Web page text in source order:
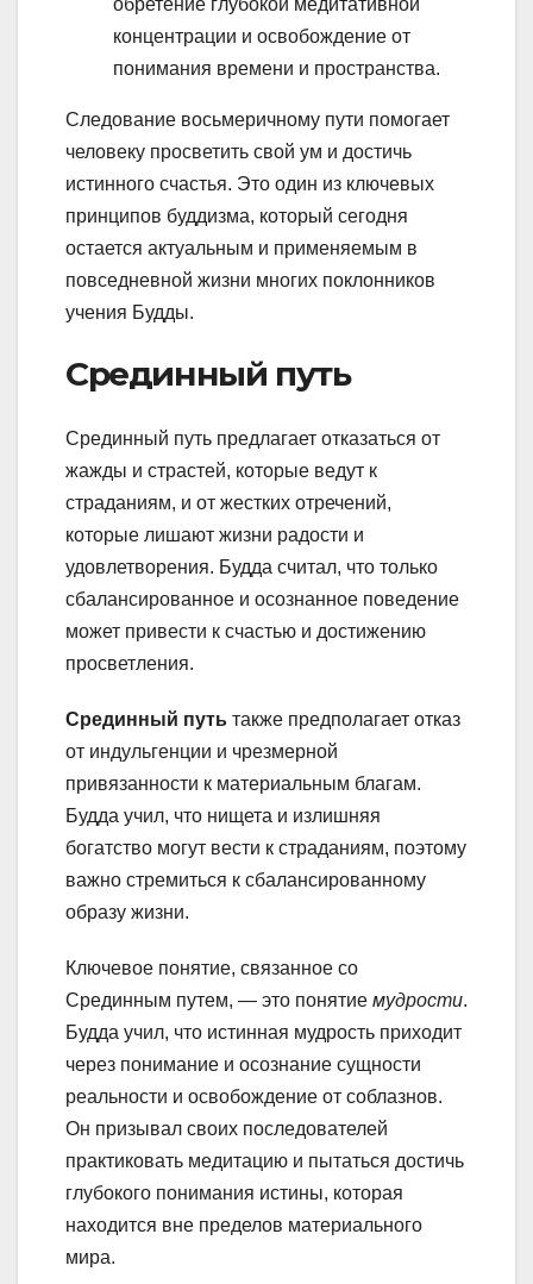
обретение глубокой медитативной
концентрации и освобождение от
понимания времени и пространства.
Следование восьмеричному пути помогает
человеку просветить свой ум и достичь
истинного счастья. Это один из ключевых
принципов буддизма, который сегодня
остается актуальным и применяемым в
повседневной жизни многих поклонников
учения Будды.
Срединный путь
Срединный путь предлагает отказаться от
жажды и страстей, которые ведут к
страданиям, и от жестких отречений,
которые лишают жизни радости и
удовлетворения. Будда считал, что только
сбалансированное и осознанное поведение
может привести к счастью и достижению
просветления.
Срединный путь также предполагает отказ
от индульгенции и чрезмерной
привязанности к материальным благам.
Будда учил, что нищета и излишняя
богатство могут вести к страданиям, поэтому
важно стремиться к сбалансированному
образу жизни.
Ключевое понятие, связанное со
Срединным путем, — это понятие мудрости.
Будда учил, что истинная мудрость приходит
через понимание и осознание сущности
реальности и освобождение от соблазнов.
Он призывал своих последователей
практиковать медитацию и пытаться достичь
глубокого понимания истины, которая
находится вне пределов материального
мира.